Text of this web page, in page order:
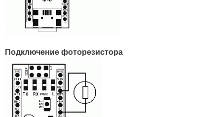
Подключение фоторезистора